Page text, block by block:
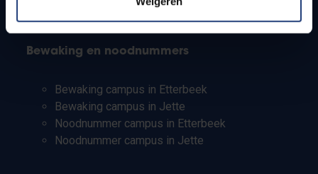
Bewaking en noodnummers
Bewaking campus in Etterbeek
Bewaking campus in Jette
Noodnummer campus in Etterbeek
Noodnummer campus in Jette